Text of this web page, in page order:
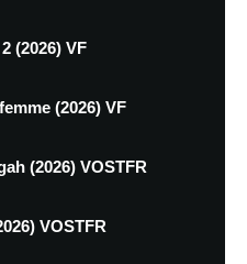
(2026) VF
(2026) VF
(2026) VOSTFR
VOSTFR